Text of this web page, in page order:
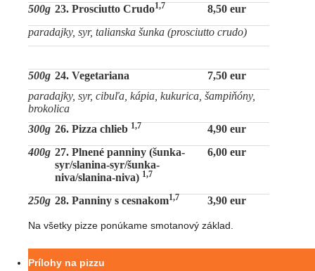
500g 23. Prosciutto Crudo1,7
8,50 eur
paradajky, syr, talianska šunka (prosciutto crudo)
500g 24. Vegetariana
7,50 eur
paradajky, syr, cibuľa, kápia, kukurica, šampiňóny,
brokolica
300g 26. Pizza chlieb 1,7
4,90 eur
400g 27. Plnené panniny (šunka-
syr/slanina-syr/šunka-
niva/slanina-niva) 1,7
6,00 eur
250g 28. Panniny s cesnakom1,7 3,90 eur
Na všetky pizze ponúkame smotanový základ.
Prílohy na pizzu